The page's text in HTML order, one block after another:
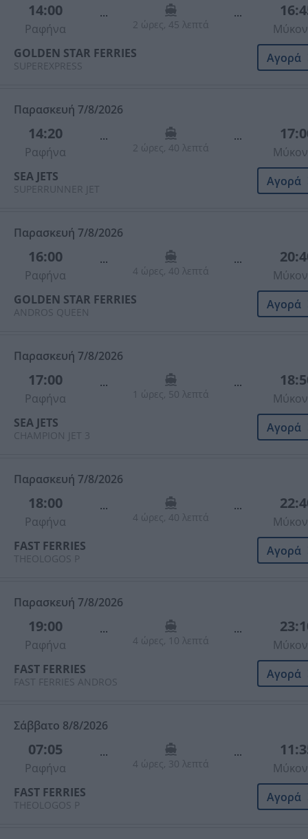
14:00
Ραφήνα
...
2 ώρες, 45 λεπτά
...
GOLDEN STAR FERRIES
SUPEREXPRESS
Αγορά
Παρασκευή 7/8/2026
14:20
Ραφήνα
...
2 ώρες, 40 λεπτά
...
SEA JETS
SUPERRUNNER JET
Αγορά
Παρασκευή 7/8/2026
16:00
Ραφήνα
...
4 ώρες, 40 λεπτά
...
GOLDEN STAR FERRIES
ANDROS QUEEN
Αγορά
Παρασκευή 7/8/2026
17:00
Ραφήνα
...
1 ώρες, 50 λεπτά
...
SEA JETS
CHAMPION JET 3
Αγορά
Παρασκευή 7/8/2026
18:00
Ραφήνα
...
4 ώρες, 40 λεπτά
...
FAST FERRIES
THEOLOGOS P
Αγορά
Παρασκευή 7/8/2026
19:00
Ραφήνα
...
4 ώρες, 10 λεπτά
...
FAST FERRIES
FAST FERRIES ANDROS
Αγορά
Σάββατο 8/8/2026
07:05
Ραφήνα
...
4 ώρες, 30 λεπτά
...
FAST FERRIES
THEOLOGOS P
Αγορά